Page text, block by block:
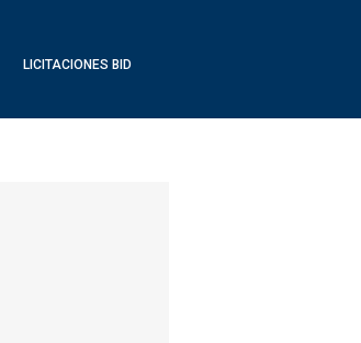
LICITACIONES BID